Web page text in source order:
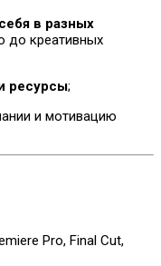
в разных
до креативных
ресурсы;
и мотивацию
Pro, Final Cut,